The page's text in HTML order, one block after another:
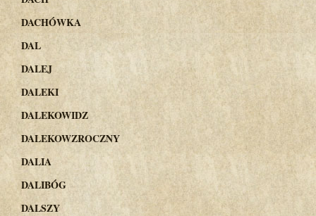
DACHÓWKA
DAL
DALEJ
DALEKI
DALEKOWIDZ
DALEKOWZROCZNY
DALIA
DALIBÓG
DALSZY